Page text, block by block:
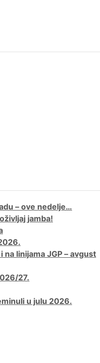
– ove nedelje…
jamba!
na linijama JGP – avgust
27.
u julu 2026.